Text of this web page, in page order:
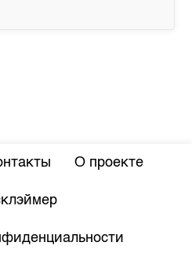
О проекте